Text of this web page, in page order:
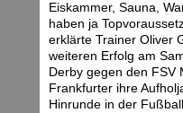
Eiskammer, Sauna,
haben ja
erklärte Trainer Oliver
weiteren Erfolg am
Derby gegen den FSV
Frankfurter ihre
Hinrunde in der